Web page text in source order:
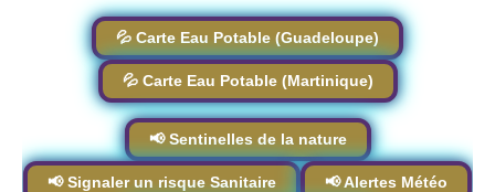
💦 Carte Eau Potable (Guadeloupe)
💦 Carte Eau Potable (Martinique)
📢 Sentinelles de la nature
📢 Signaler un risque Sanitaire 📢 Alertes Météo